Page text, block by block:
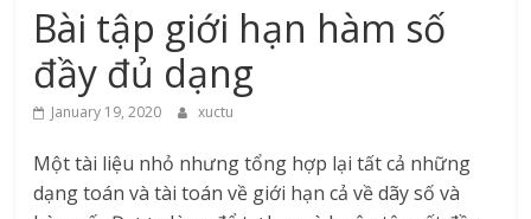
Bài tập giới hạn hàm số
đầy đủ dạng
January 19, 2020 xuctu
Một tài liệu nhỏ nhưng tổng hợp lại tất cả những
dạng toán và tài toán về giới hạn cả về dãy số và